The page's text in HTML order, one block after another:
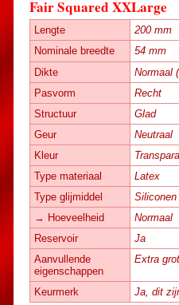
Fair Squared XXLarge
Lengte
200 mm
Nominale breedte
54 mm
Dikte
Normaal (
Pasvorm
Recht
Structuur
Glad
Geur
Neutraal
Kleur
Type materiaal
Latex
Type glijmiddel
Siliconen
→ Hoeveelheid
Normaal
Reservoir
Ja
Aanvullende
eigenschappen
Extra
Keurmerk Ja, dit